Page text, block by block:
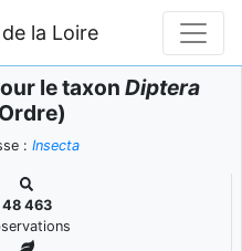
la Loire
le taxon Diptera
: Insecta
48 463